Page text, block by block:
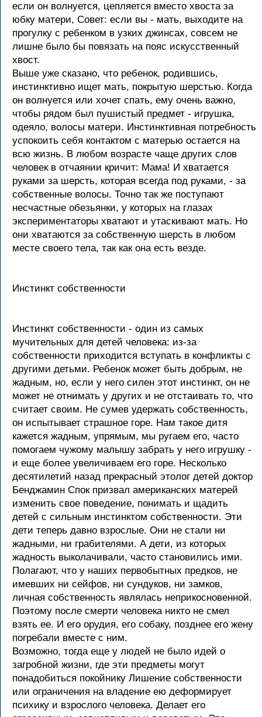
если он волнуется, цепляется вместо хвоста за
юбку матери, Совет: если вы - мать, выходите на
прогулку с ребенком в узких джинсах, совсем не
лишне было бы повязать на пояс искусственный
хвост.
Выше уже сказано, что ребенок, родившись,
инстинктивно ищет мать, покрытую шерстью. Когда
он волнуется или хочет спать, ему очень важно,
чтобы рядом был пушистый предмет - игрушка,
одеяло, волосы матери. Инстинктивная потребность
успокоить себя контактом с матерью остается на
всю жизнь. В любом возрасте чаще других слов
человек в отчаянии кричит: Мама! И хватается
руками за шерсть, которая всегда под руками, - за
собственные волосы. Точно так же поступают
несчастные обезьянки, у которых на глазах
экспериментаторы хватают и утаскивают мать. Но
они хватаются за собственную шерсть в любом
месте своего тела, так как она есть везде.
Инстинкт собственности
Инстинкт собственности - один из самых
мучительных для детей человека: из-за
собственности приходится вступать в конфликты с
другими детьми. Ребенок может быть добрым, не
жадным, но, если у него силен этот инстинкт, он не
может не отнимать у других и не отстаивать то, что
считает своим. Не сумев удержать собственность,
он испытывает страшное горе. Нам такое дитя
кажется жадным, упрямым, мы ругаем его, часто
помогаем чужому малышу забрать у него игрушку -
и еще более увеличиваем его горе. Несколько
десятилетий назад прекрасный этолог детей доктор
Бенджамин Спок призвал американских матерей
изменить свое поведение, понимать и щадить
детей с сильным инстинктом собственности. Эти
дети теперь давно взрослые. Они не стали ни
жадными, ни грабителями. А дети, из которых
жадность выколачивали, часто становились ими.
Полагают, что у наших первобытных предков, не
имевших ни сейфов, ни сундуков, ни замков,
личная собственность являлась неприкосновенной.
Поэтому после смерти человека никто не смел
взять ее. И его орудия, его собаку, позднее его жену
погребали вместе с ним.
Возможно, тогда еще у людей не было идей о
загробной жизни, где эти предметы могут
понадобиться покойнику Лишение собственности
или ограничения на владение ею деформирует
психику и взрослого человека. Делает его